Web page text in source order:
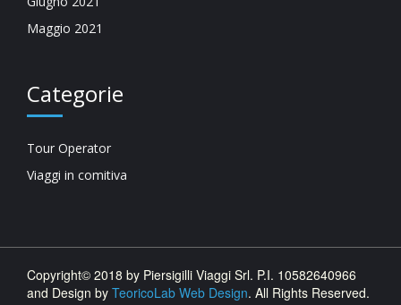
Maggio 2021
Categorie
Tour Operator
Viaggi in comitiva
Copyright© 2018 by Piersigilli Viaggi Srl. P.I. 10582640966
and Design by TeoricoLab Web Design. All Rights Reserved.